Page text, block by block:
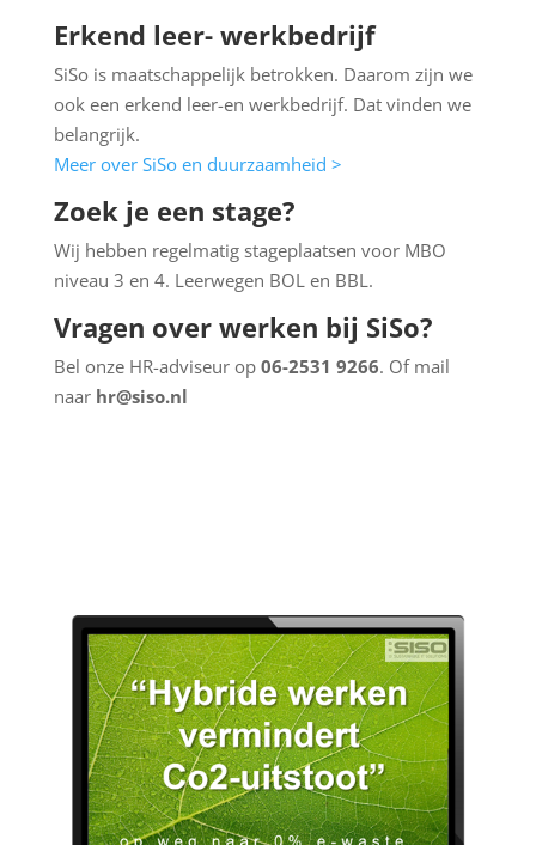
Erkend leer- werkbedrijf
SiSo is maatschappelijk betrokken. Daarom zijn we
ook een erkend leer-en werkbedrijf. Dat vinden we
belangrijk.
Meer over SiSo en duurzaamheid >
Zoek je een stage?
Wij hebben regelmatig stageplaatsen voor MBO
niveau 3 en 4. Leerwegen BOL en BBL.
Vragen over werken bij SiSo?
Bel onze HR-adviseur op 06-2531 9266. Of mail
naar hr@siso.nl